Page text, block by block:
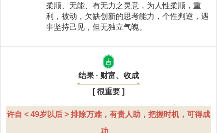
柔顺、无能、有无力之灵意，为人性柔顺，重
利，被动，欠缺创新的思考能力，个性判逆，遇
事坚持己见，但无独立气魄。
吉
结果 · 财富、收成
[ 很重要 ]
许自 < 49岁以后 > 排除万难，有贵人助，把握时机，可得成
功。